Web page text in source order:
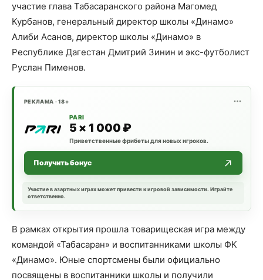
участие глава Табасаранского района Магомед
Курбанов, генеральный директор школы «Динамо»
Алиби Асанов, директор школы «Динамо» в
Республике Дагестан Дмитрий Зинин и экс-футболист
Руслан Пименов.
РЕКЛАМА · 18+
PARI
5 × 1 000 ₽
Приветственные фрибеты для новых игроков.
Получить бонус
Участие в азартных играх может привести к игровой зависимости. Играйте
ответственно.
В рамках открытия прошла товарищеская игра между
командой «Табасаран» и воспитанниками школы ФК
«Динамо». Юные спортсмены были официально
посвящены в воспитанники школы и получили